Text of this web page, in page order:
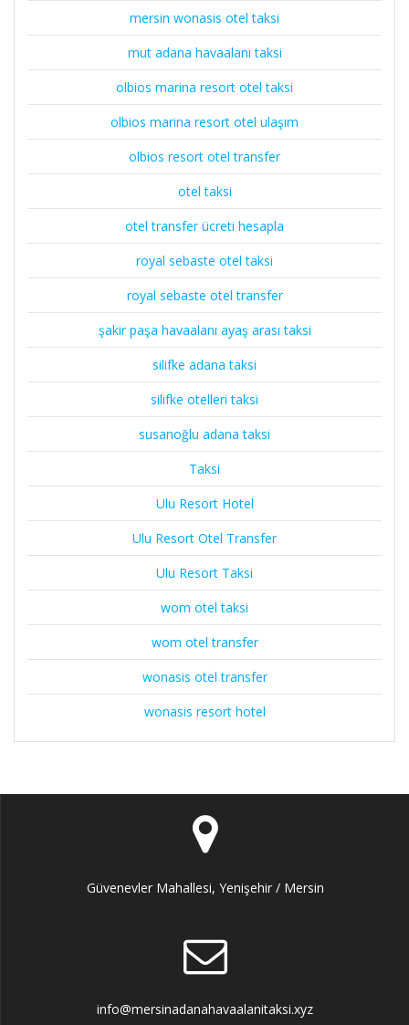
mersin wonasis otel taksi
mut adana havaalanı taksi
olbios marina resort otel taksi
olbios marina resort otel ulaşım
olbios resort otel transfer
otel taksi
otel transfer ücreti hesapla
royal sebaste otel taksi
royal sebaste otel transfer
şakir paşa havaalanı ayaş arası taksi
silifke adana taksi
silifke otelleri taksi
susanoğlu adana taksi
Taksi
Ulu Resort Hotel
Ulu Resort Otel Transfer
Ulu Resort Taksi
wom otel taksi
wom otel transfer
wonasis otel transfer
wonasis resort hotel
Güvenevler Mahallesi, Yenişehir / Mersin
info@mersinadanahavaalanitaksi.xyz